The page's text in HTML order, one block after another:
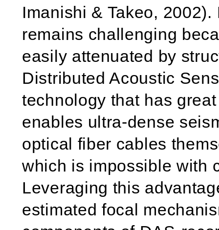
Imanishi & Takeo,
remains challenging
easily attenuated by
Distributed Acoustic
technology that has
enables ultra-dense
optical fiber cables
which is impossible with
Leveraging this
estimated focal